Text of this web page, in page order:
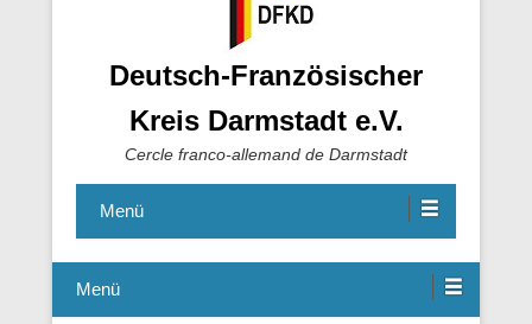
Deutsch-Französischer
Kreis Darmstadt e.V.
Cercle franco-allemand de Darmstadt
Menü
Menü